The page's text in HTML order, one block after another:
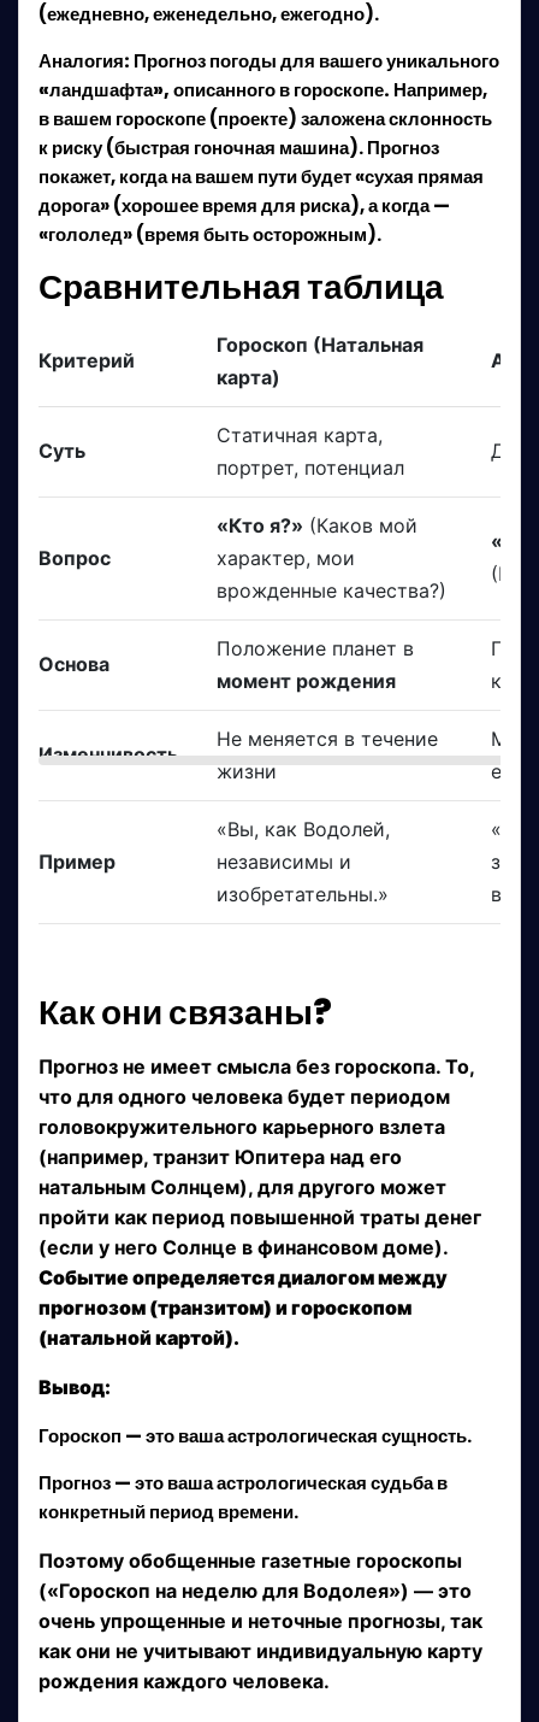
(ежедневно, еженедельно, ежегодно).
Аналогия: Прогноз погоды для вашего уникального
«ландшафта», описанного в гороскопе. Например,
в вашем гороскопе (проекте) заложена склонность
к риску (быстрая гоночная машина). Прогноз
покажет, когда на вашем пути будет «сухая прямая
дорога» (хорошее время для риска), а когда —
«гололед» (время быть осторожным).
Сравнительная таблица
Критерий
Гороскоп (Натальная
карта)
Суть
Статичная карта,
портрет, потенциал
Вопрос
«Кто я?» (Каков мой
характер, мои
врожденные качества?)
Основа
Положение планет в
момент рождения
Изменчивость
Не меняется в течение
жизни
Пример
«Вы, как Водолей,
независимы и
изобретательны.»
«На
Как они связаны?
Прогноз не имеет смысла без гороскопа. То,
что для одного человека будет периодом
головокружительного карьерного взлета
(например, транзит Юпитера над его
натальным Солнцем), для другого может
пройти как период повышенной траты денег
(если у него Солнце в финансовом доме).
Событие определяется диалогом между
прогнозом (транзитом) и гороскопом
(натальной картой).
Вывод:
Гороскоп — это ваша астрологическаясущность.
Прогноз— это ваша астрологическаясудьбав
конкретный период времени.
Поэтому обобщенные газетные гороскопы
(«Гороскоп на неделю для Водолея») — это
очень упрощенные и неточные прогнозы, так
как они не учитывают индивидуальную карту
рождения каждого человека.